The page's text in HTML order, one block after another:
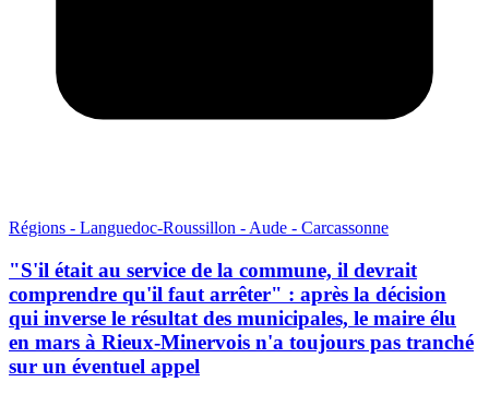
Régions - Languedoc-Roussillon - Aude - Carcassonne
"S'il était au service de la commune, il devrait
comprendre qu'il faut arrêter" : après la décision
qui inverse le résultat des municipales, le maire élu
en mars à Rieux-Minervois n'a toujours pas tranché
sur un éventuel appel